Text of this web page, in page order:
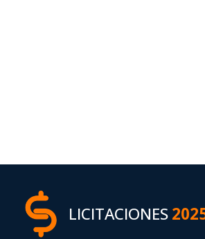
LICITACIONES